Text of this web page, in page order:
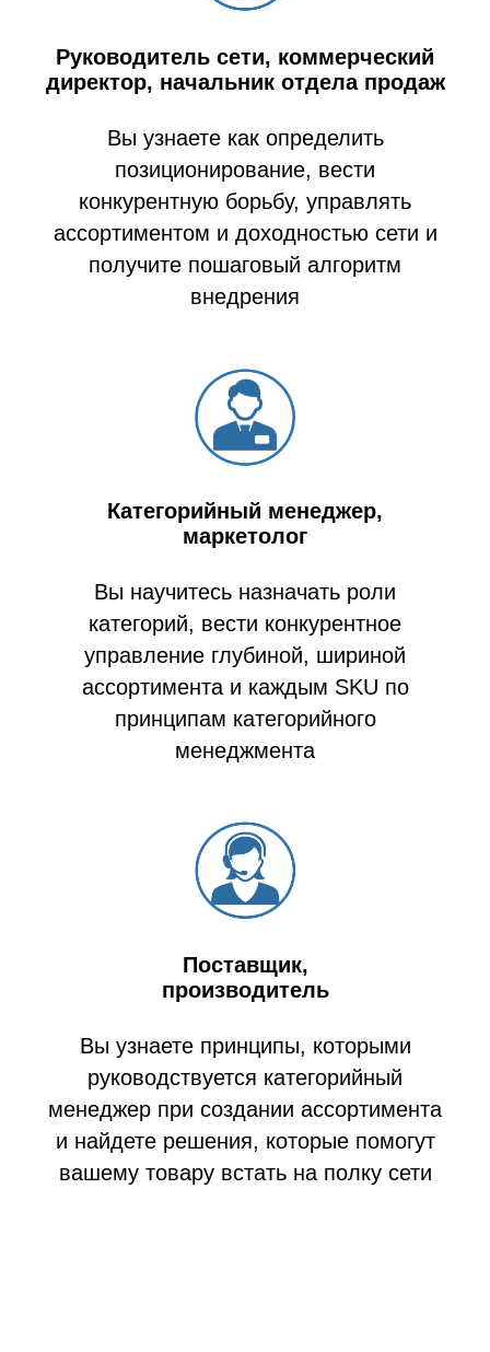
Руководитель сети, коммерческий
директор, начальник отдела продаж
Вы узнаете как определить
позиционирование, вести
конкурентную борьбу, управлять
ассортиментом и доходностью сети и
получите пошаговый алгоритм
внедрения
Категорийный менеджер,
маркетолог
Вы научитесь назначать роли
категорий, вести конкурентное
управление глубиной, шириной
ассортимента и каждым SKU по
принципам категорийного
менеджмента
Поставщик,
производитель
Вы узнаете принципы, которыми
руководствуется категорийный
менеджер при создании ассортимента
и найдете решения, которые помогут
вашему товару встать на полку сети